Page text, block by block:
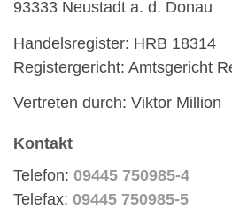
93333 Neustadt a. d. Donau
Handelsregister: HRB 18314
Registergericht: Amtsgericht
Vertreten durch: Viktor Million
Kontakt
Telefon: 09445 750985-4
Telefax: 09445 750985-5